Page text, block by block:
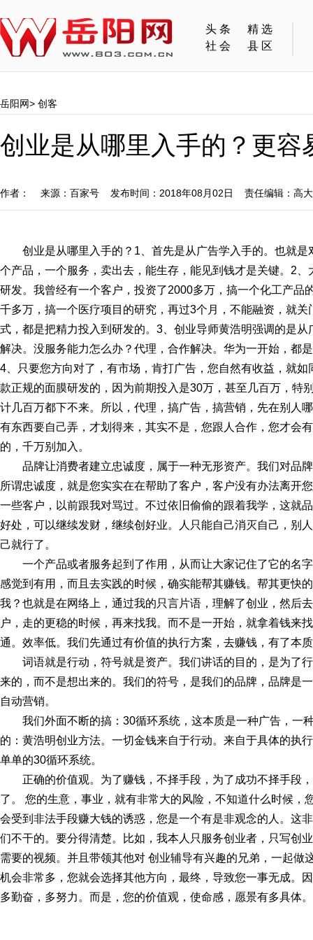
头条
精选
社会
县区
岳阳网> 创客
创业是从哪里入手的？更容
作者： 来源：百家号 发布时间：2018年08月02日 责任编辑：高
创业是从哪里入手的？1、首先是从广告学入手的。也就
个产品，一个服务，卖出去，能生存，能见到钱才是关键。2
研发。我曾经有一个客户，投资了2000多万，搞一个化工产品
千多万，搞一个医疗项目的研究，再过3个月，不能融资，就
式，都是把精力投入到研发的。3、创业导师黄浩明强调的是
解决。没服务能力怎么办？代理，合作解决。华为一开始，都
4、只要您方向对了，有市场，肯打广告，您自然有收益，就
款正规的面膜研发的，因为前期投入是30万，甚至几百万，特
计几百万都下不来。所以，代理，搞广告，搞营销，先在别人
有东西要自己弄，才划得来，其实不是，您跟人合作，您才会
的，千万别加入。
品牌让消费者建立忠诚度，属于一种无形资产。 我们对品
所谓忠诚度，就是您实实在在帮助了客户，客户没有办法离开
一些客户，以前跟我对骂过。 不过依旧偷偷的跟着我学，这就
好处，可以继续发财，继续创好业。
人只能自己消灭自己，别
己就行了。
一个产品或者服务起到了作用，从而让大家记住了它的名
感觉到有用，而且去实践的时候，确实能帮其赚钱。 帮其更快
我？ 也就是在网络上，通过我的只言片语，理解了创业，然后
户，走的更稳的时候，再来找我。 而不是一开始，就拿着钱来
通。 效率低。 我们先通过有价值的执行方案，去赚钱，有了本
词语就是行动，符号就是资产。 我们讲话的目的，是为了
来的，而不是想出来的。 我们的符号，是我们的品牌，品牌是
自动营销。
我们外面不断的搞：30循环系统，这本质是一种广告，一
的：黄浩明创业方法。一切金钱来自于行动。来自于具体的执
单单的30循环系统。
正确的价值观。 为了赚钱，不择手段，为了成功不择手段
了。 您的生意，事业，就有非常大的风险，不知道什么时候，
会受到非法手段赚大钱的诱惑，您是一个有是非观念的人。这
们不干的。要分得清楚。
比如，我本人只服务创业者，只写创
需要的视频。 并且带领其他对 创业辅导有兴趣的兄弟，一起做
机会非常多，您就会选择其他方向，最终，导致您一事无成。
多勤奋，多努力。 而是，您的价值观，使命感，愿景有多具体。